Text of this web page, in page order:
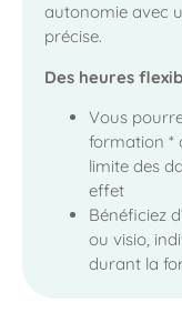
autonomie avec
précise.
Des heures
Vous
formation *
limite des
effet
Bénéficiez
ou visio,
durant la